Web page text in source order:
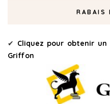
RABAIS
✔ Cliquez pour obtenir
Griffon